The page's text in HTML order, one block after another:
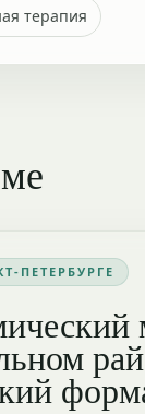
терапия
ПЕТЕРБУРГЕ